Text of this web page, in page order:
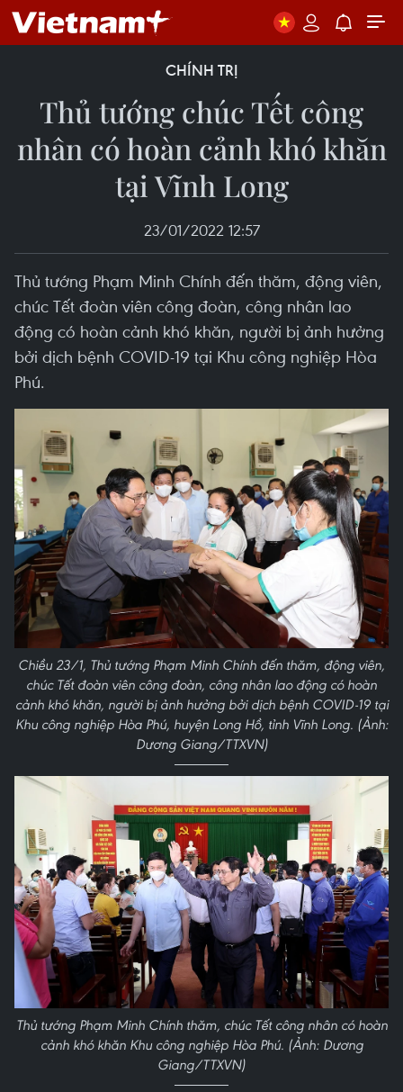
CHÍNH TRỊ
Thủ tướng chúc Tết công
nhân có hoàn cảnh khó khăn
tại Vĩnh Long
23/01/2022 12:57
Thủ tướng Phạm Minh Chính đến thăm, động viên,
chúc Tết đoàn viên công đoàn, công nhân lao
động có hoàn cảnh khó khăn, người bị ảnh hưởng
bởi dịch bệnh COVID-19 tại Khu công nghiệp Hòa
Phú.
Chiều 23/1, Thủ tướng Phạm Minh Chính đến thăm, động viên,
chúc Tết đoàn viên công đoàn, công nhân lao động có hoàn
cảnh khó khăn, người bị ảnh hưởng bởi dịch bệnh COVID-19 tại
Khu công nghiệp Hòa Phú, huyện Long Hồ, tỉnh Vĩnh Long. (Ảnh:
Dương Giang/TTXVN)
Thủ tướng Phạm Minh Chính thăm, chúc Tết công nhân có hoàn
cảnh khó khăn Khu công nghiệp Hòa Phú. (Ảnh: Dương
Giang/TTXVN)